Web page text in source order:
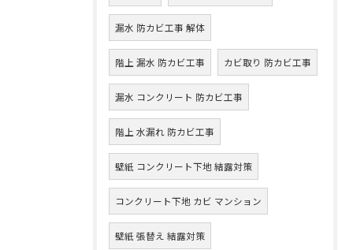
漏水 防カビ工事 解体
階上 漏水 防カビ工事 カビ取り 防カビ工事
漏水 コンクリート 防カビ工事
階上 水漏れ 防カビ工事
壁紙 コンクリート下地 結露対策
コンクリート下地 カビ マンション
壁紙 張替え 結露対策